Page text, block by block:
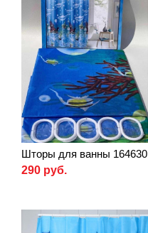
Шторы для ванны 164630
290 руб.